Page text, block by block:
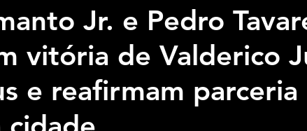
Jr. e Pedro
vitória de Valderico
e reafirmam parceria